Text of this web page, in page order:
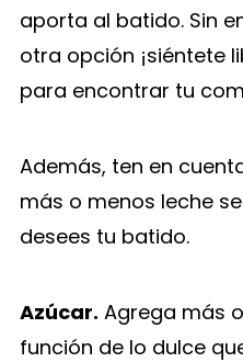
aporta al batido. Sin
otra opción ¡siéntete
para encontrar tu
Además, ten en
más o menos leche
desees tu batido.
Azúcar. Agrega más
función de lo dulce